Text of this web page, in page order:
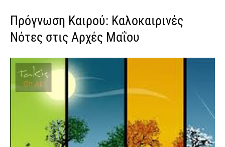
Πρόγνωση Καιρού: Καλοκαιρινές
Νότες στις Αρχές Μαΐου